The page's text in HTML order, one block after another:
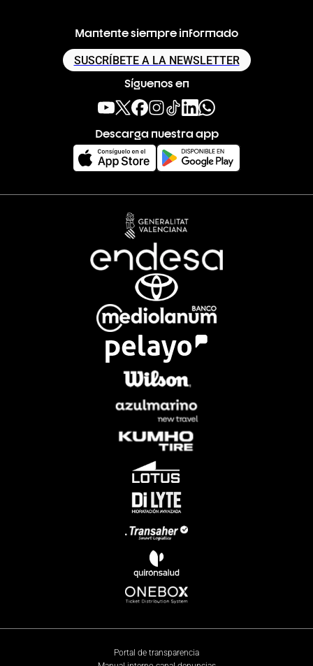
Mantente siempre informado
SUSCRÍBETE A LA NEWSLETTER
Síguenos en
Descarga nuestra app
Portal de transparencia